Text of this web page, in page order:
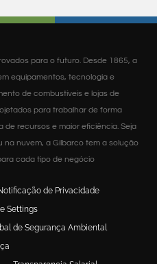
para o futuro. Desde 1865, a
equipamentos, tecnologia e
de combustíveis e lojas de
para trabalhar de forma
recursos e maior eficiência. Seja
na nuvem, a Gilbarco tem a solução
cada tipo de negócio
de Privacidade
Settings
de Segurança Ambiental